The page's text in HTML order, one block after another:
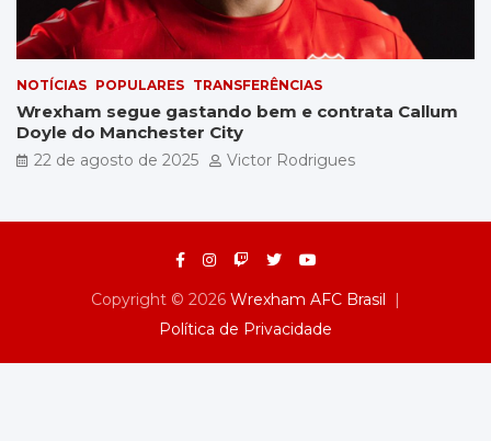
NOTÍCIAS POPULARES TRANSFERÊNCIAS
Wrexham segue gastando bem e contrata Callum
Doyle do Manchester City
22 de agosto de 2025 Victor Rodrigues
Copyright © 2026 Wrexham AFC Brasil
Política de Privacidade